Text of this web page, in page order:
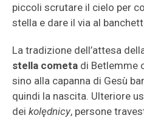
piccoli scrutare il cielo per
stella e dare il via al
La tradizione dell’attesa
stella cometa di Betlemme
sino alla capanna di Gesù
quindi la nascita. Ulteriore
dei kolędnicy, persone